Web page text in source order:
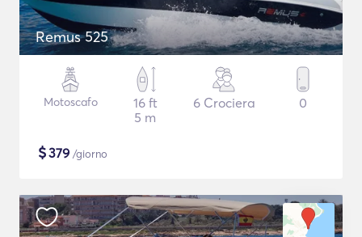
Remus 525
Motoscafo
16 ft
5 m
6 Crociera 0
$379 /giorno